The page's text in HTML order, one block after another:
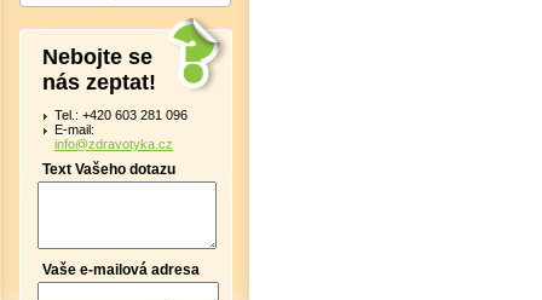
Nebojte se
nás zeptat!
Tel.: +420 603 281 096
E-mail:
info@zdravotyka.cz
Text Vašeho dotazu
Vaše e-mailová adresa